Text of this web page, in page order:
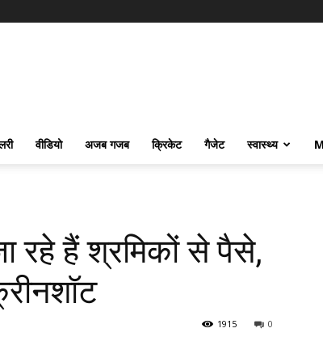
वीडियो अजब गजब क्रिकेट गैजेट स्वास्थ्य
रहे हैं श्रमिकों से पैसे,
0
1915